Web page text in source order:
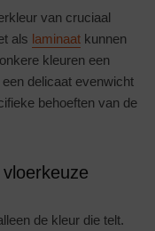
van cruciaal
als laminaat kunnen
kleuren een
delicaat evenwicht
behoeften van de
de kleur die telt.